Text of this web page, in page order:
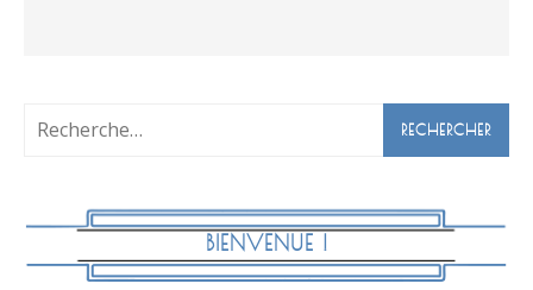
Rechercher :
BIENVENUE !